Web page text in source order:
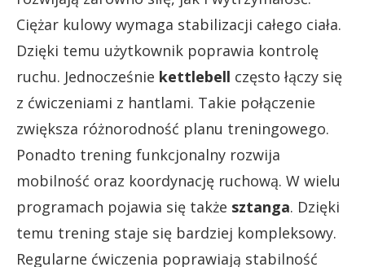
Ciężar kulowy wymaga stabilizacji całego ciała.
Dzięki temu użytkownik poprawia kontrolę
ruchu. Jednocześnie kettlebell często łączy się
z ćwiczeniami z hantlami. Takie połączenie
zwiększa różnorodność planu treningowego.
Ponadto trening funkcjonalny rozwija
mobilność oraz koordynację ruchową. W wielu
programach pojawia się także sztanga. Dzięki
temu trening staje się bardziej kompleksowy.
Regularne ćwiczenia poprawiają stabilność